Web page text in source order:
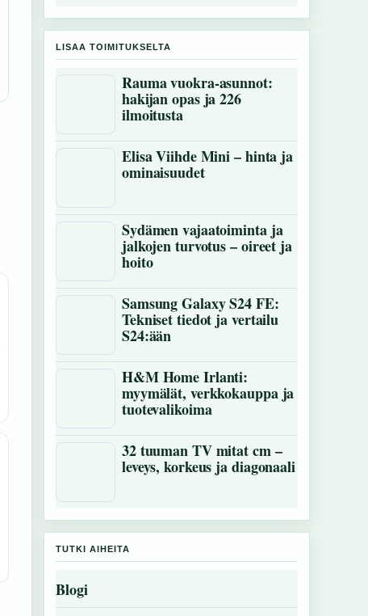
LISAA TOIMITUKSELTA
Rauma vuokra-asunnot:
hakijan opas ja 226
ilmoitusta
Elisa Viihde Mini – hinta ja
ominaisuudet
Sydämen vajaatoiminta ja
jalkojen turvotus – oireet ja
hoito
Samsung Galaxy S24 FE:
Tekniset tiedot ja vertailu
S24:ään
H&M Home Irlanti:
myymälät, verkkokauppa ja
tuotevalikoima
32 tuuman TV mitat cm –
leveys, korkeus ja diagonaali
TUTKI AIHEITA
Blogi